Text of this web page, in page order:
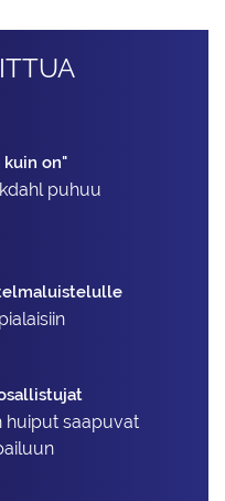
kuin on"
puhuu
huiput saapuvat